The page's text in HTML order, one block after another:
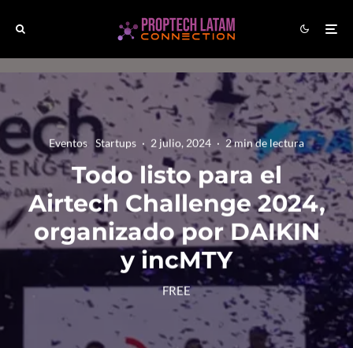
Eventos Startups · 2 julio, 2024 · 2 min de lectura
Todo listo para el
Airtech Challenge 2024,
organizado por DAIKIN
y incMTY
FREE